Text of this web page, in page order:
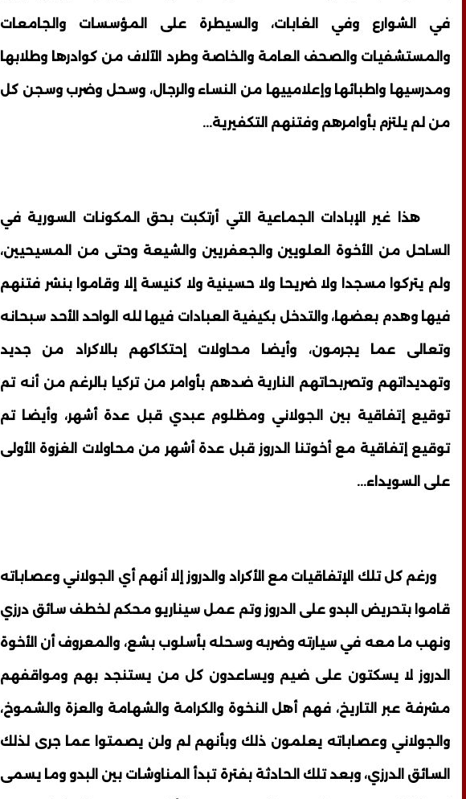
في الشوارع وفي الغابات، والسيطرة على المؤسسات والجامعات
والمستشفيات والصحف العامة والخاصة وطرد الآلاف من كوادرها وطلابها
ومدرسيها واطبائها وإعلامييها من النساء والرجال، وسحل وضرب وسجن كل
من لم يلتزم بأوامرهم وفتنهم التكفيرية...
هذا غير الإبادات الجماعية التي أرتكبت بحق المكونات السورية في
الساحل من الأخوة العلويين والجعفريين والشيعة وحتى من المسيحيين،
ولم يتركوا مسجدا ولا ضريحا ولا حسينية ولا كنيسة إلا وقاموا بنشر فتنهم
فيها وهدم بعضها، والتدخل بكيفية العبادات فيها لله الواحد الأحد سبحانه
وتعالى عما يجرمون، وأيضا محاولات إحتكاكهم بالاكراد من جديد
وتهديداتهم وتصربحاتهم النارية ضدهم بأوامر من تركيا بالرغم من أنه تم
توقيع إتفاقية بين الجولاني ومظلوم عبدي قبل عدة أشهر، وأيضا تم
توقيع إتفاقية مع أخوتنا الدروز قبل عدة أشهر من محاولات الغزوة الأولى
على السويداء...
ورغم كل تلك الإتفاقيات مع الأكراد والدروز إلا أنهم أي الجولاني وعصاباته
قاموا بتحريض البدو على الدروز وتم عمل سيناريو محكم لخطف سائق درزي
ونهب ما معه في سيارته وضربه وسحله بأسلوب بشع، والمعروف أن الأخوة
الدروز لا يسكتون على ضيم ويساعدون كل من يستنجد بهم ومواقفهم
مشرفة عبر التاريخ، فهم أهل النخوة والكرامة والشهامة والعزة والشموخ،
والجولاني وعصاباته يعلمون ذلك وبأنهم لم ولن يصمتوا عما جرى لذلك
السائق الدرزي، وبعد تلك الحادثة بفترة تبدأ المناوشات بين البدو وما يسمى